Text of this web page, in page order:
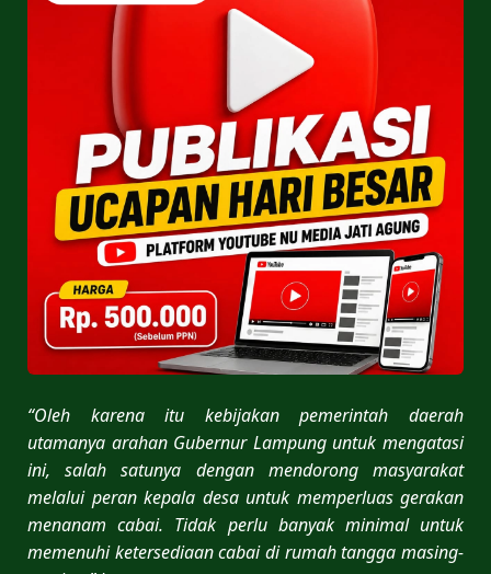
“Oleh karena itu kebijakan pemerintah daerah
utamanya arahan Gubernur Lampung untuk mengatasi
ini, salah satunya dengan mendorong masyarakat
melalui peran kepala desa untuk memperluas gerakan
menanam cabai. Tidak perlu banyak minimal untuk
memenuhi ketersediaan cabai di rumah tangga masing-